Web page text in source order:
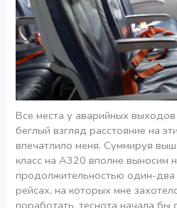
Все места у аварийных
беглый взгляд расстояние на
впечатлило меня. Суммируя
класс на А320 вполне выносим
продолжительностью один-
рейсах, на которых мне